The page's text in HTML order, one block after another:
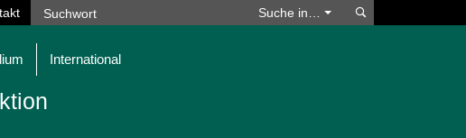
Suche in…
International